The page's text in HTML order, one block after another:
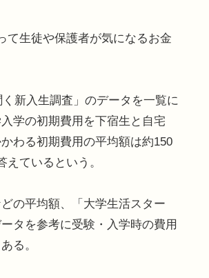
て生徒や保護者が気になるお金
新入生調査」のデータを一覧に
学の初期費用を下宿生と自宅
わる初期費用の平均額は約150
ているという。
の平均額、「大学生活スター
タを参考に受験・入学時の費用
る。